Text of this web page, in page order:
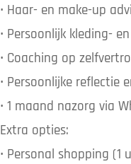
• Haar- en make-up
• Persoonlijk kleding-
• Coaching op
• Persoonlijke reflectie
• 1 maand nazorg via
Extra opties:
• Personal shopping (1